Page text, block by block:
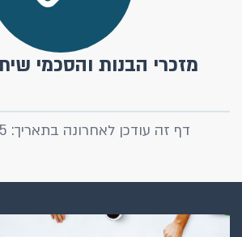
מזכרי הבנות והסכמי
דף זה עודכן לאחרונה בתאריך: 23/02/2025